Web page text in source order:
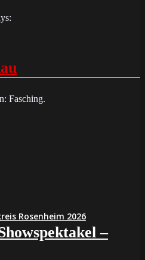
Fasching.
Rosenheim 2026
–